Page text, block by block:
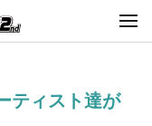
ティスト達が